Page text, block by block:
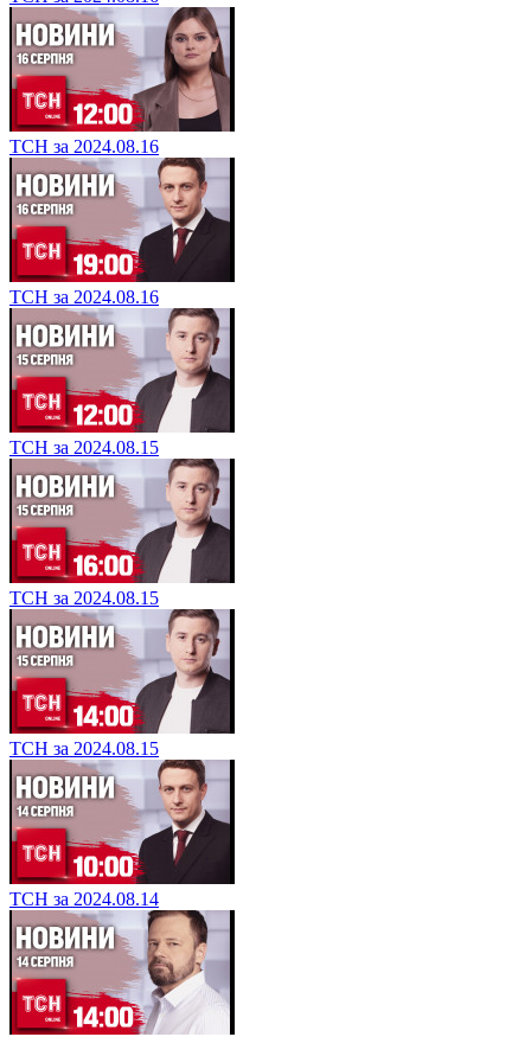
ТСН за 2024.08.16
ТСН за 2024.08.16
ТСН за 2024.08.15
ТСН за 2024.08.15
ТСН за 2024.08.15
ТСН за 2024.08.14